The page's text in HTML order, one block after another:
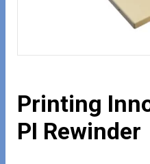
Printing
PI Rewinder